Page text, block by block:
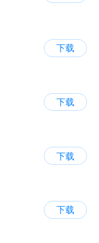
下载
下载
下载
下载